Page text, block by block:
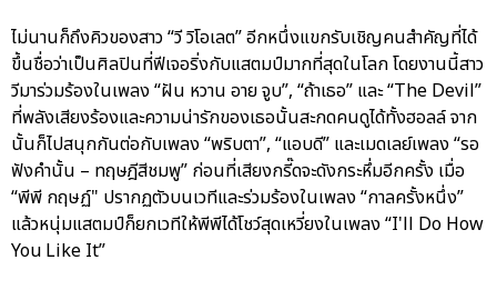
ไม่นานก็ถึงคิวของสาว “วี วิโอเลต” อีกหนึ่งแขกรับเชิญคนสำคัญที่ได้
ขึ้นชื่อว่าเป็นศิลปินที่ฟีเจอริ่งกับแสตมป์มากที่สุดในโลก โดยงานนี้สาว
วีมาร่วมร้องในเพลง “ฝัน หวาน อาย จูบ”, “ถ้าเธอ” และ “The Devil”
ที่พลังเสียงร้องและความน่ารักของเธอนั้นสะกดคนดูได้ทั้งฮอลล์ จาก
นั้นก็ไปสนุกกันต่อกับเพลง “พริบตา”, “แอบดี” และเมดเลย์เพลง “รอ
ฟังคำนั้น – ทฤษฎีสีชมพู” ก่อนที่เสียงกรี๊ดจะดังกระหึ่มอีกครั้ง เมื่อ
“พีพี กฤษฏ์" ปรากฏตัวบนเวทีและร่วมร้องในเพลง “กาลครั้งหนึ่ง”
แล้วหนุ่มแสตมป์ก็ยกเวทีให้พีพีได้โชว์สุดเหวี่ยงในเพลง “I'll Do How
You Like It”